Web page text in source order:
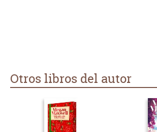
Otros libros del autor